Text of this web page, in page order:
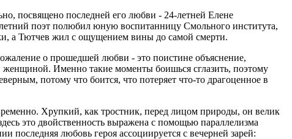
посвящено последней его любви - 24-летней Елене
поэт полюбил юную воспитанницу Смольного института,
а Тютчев жил с ощущением вины до самой смерти.
о прошедшей любви - это поистине объяснение,
Именно такие моменты боишься сглазить, поэтому
потому что боится, что потеряет что-то драгоценное в
Хрупкий, как тростник, перед лицом природы, он велик
это двойственность выражена с помощью параллелизма
последняя любовь героя ассоциируется с вечерней зарей: